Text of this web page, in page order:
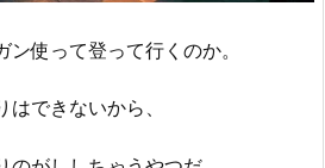
使って登って行くのか。
できないから、